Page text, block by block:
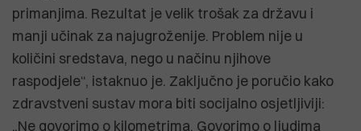
primanjima. Rezultat je velik trošak za državu i
manji učinak za najugroženije. Problem nije u
količini sredstava, nego u načinu njihove
raspodjele“, istaknuo je. Zaključno je poručio kako
zdravstveni sustav mora biti socijalno osjetljiviji:
„Ne govorimo o kilometrima. Govorimo o ljudima